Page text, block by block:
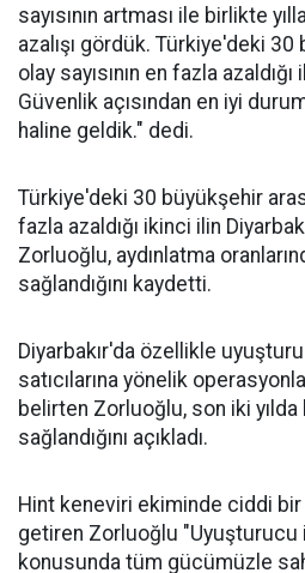
sayısının artması ile birlikte
azalışı gördük. Türkiye'deki 30
olay sayısının en fazla
Güvenlik açısından en iyi
haline geldik." dedi.
Türkiye'deki 30 büyükşehir
fazla azaldığı ikinci ilin
Zorluoğlu, aydınlatma
sağlandığını kaydetti.
Diyarbakır'da özellikle
satıcılarına yönelik
belirten Zorluoğlu, son iki yılda
sağlandığını açıkladı.
Hint keneviri ekiminde ciddi bir
getiren Zorluoğlu "Uyuşturucu
konusunda tüm gücümüzle